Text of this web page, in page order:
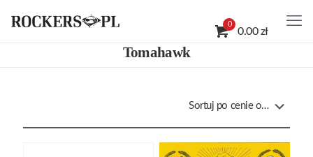
0
0.00 zł
Tomahawk